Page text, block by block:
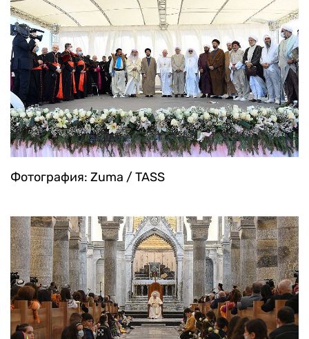
Фотография: Zuma / TASS